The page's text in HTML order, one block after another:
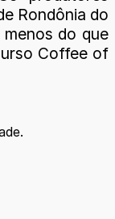
Rondônia do
menos do que
Coffee of